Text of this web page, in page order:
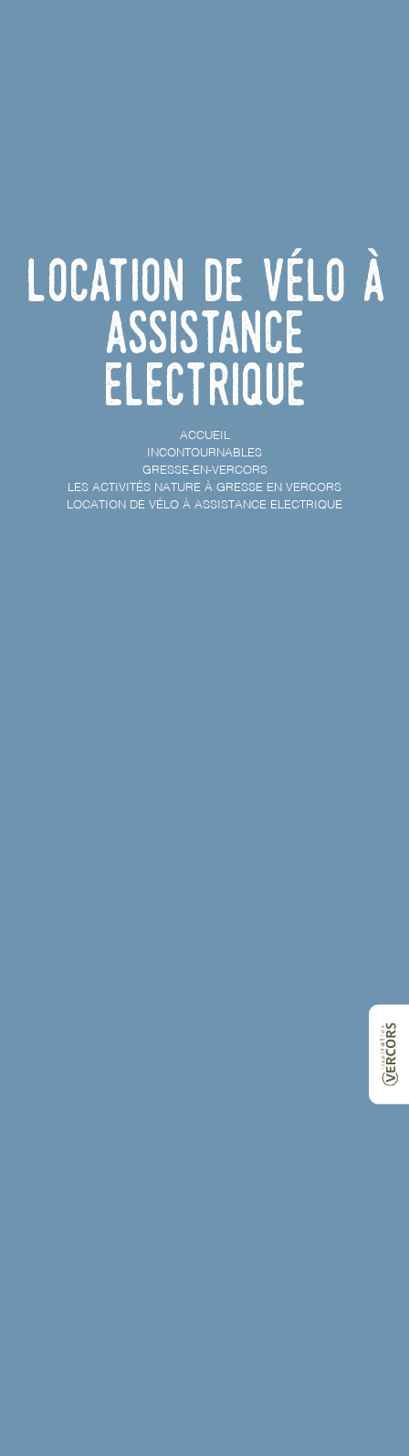
Location de vélo à
Assistance
Electrique
ACCUEIL
INCONTOURNABLES
GRESSE-EN-VERCORS
LES ACTIVITÉS NATURE À GRESSE EN VERCORS
LOCATION DE VÉLO À ASSISTANCE ELECTRIQUE